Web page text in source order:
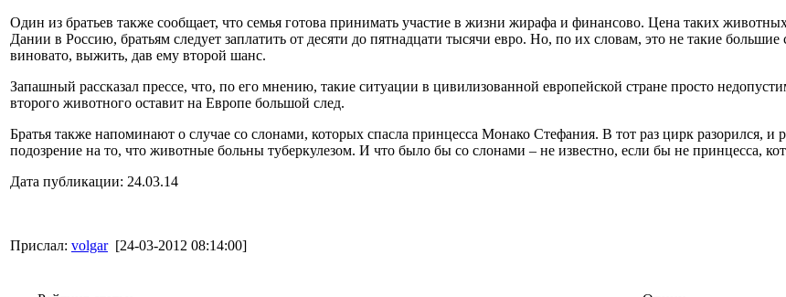
Один из братьев также сообщает, что семья готова принимать участие в жизни жирафа и финансово. Цена таких
Дании в Россию, братьям следует заплатить от десяти до пятнадцати тысячи евро. Но, по их словам, это не такие
виновато, выжить, дав ему второй шанс.
Запашный рассказал прессе, что, по его мнению, такие ситуации в цивилизованной европейской стране просто
второго животного оставит на Европе большой след.
Братья также напоминают о случае со слонами, которых спасла принцесса Монако Стефания. В тот раз цирк разорился,
подозрение на то, что животные больны туберкулезом. И что было бы со слонами – не известно, если бы не принцесса,
Дата публикации: 24.03.14
Прислал: volgar [24-03-2012 08:14:00]